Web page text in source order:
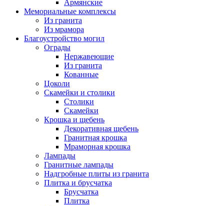
Армянские
Мемориальные комплексы
Из гранита
Из мрамора
Благоустройство могил
Ограды
Нержавеющие
Из гранита
Кованные
Цоколи
Скамейки и столики
Столики
Скамейки
Крошка и щебень
Декоративная щебень
Гранитная крошка
Мраморная крошка
Лампады
Гранитные лампады
Надгробные плиты из гранита
Плитка и брусчатка
Брусчатка
Плитка